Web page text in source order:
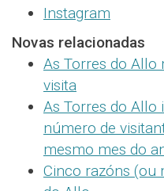
Instagram
Novas relacionadas
As Torres do Allo
visita
As Torres do Allo
número de
mesmo mes do
Cinco razóns (ou